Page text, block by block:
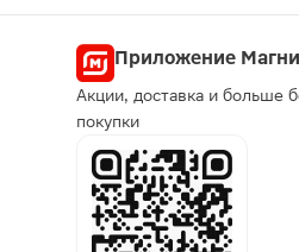
Приложение
Акции, доставка и больше
покупки